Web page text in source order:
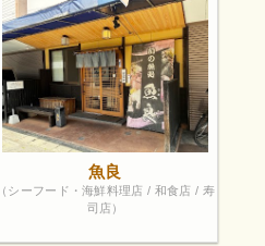
魚良
（シーフード・海鮮料理店 / 和食店 / 寿
司店）